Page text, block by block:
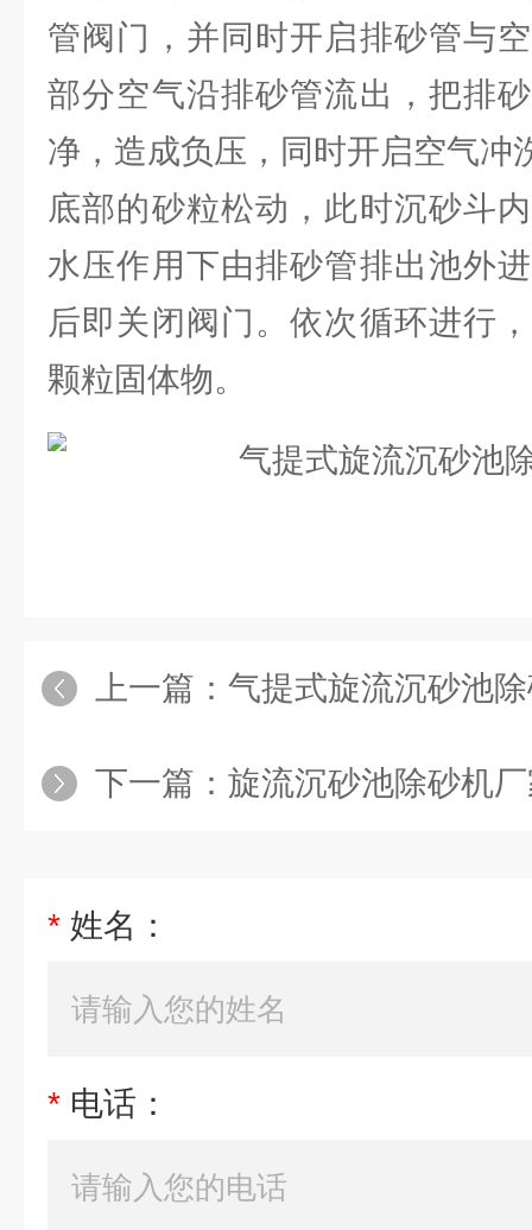
管阀门，并同时开启排砂管与
部分空气沿排砂管流出，把排
净，造成负压，同时开启空气冲
底部的砂粒松动，此时沉砂斗
水压作用下由排砂管排出池外
后即关闭阀门。依次循环进行
颗粒固体物。
上一篇： 气提式旋流沉砂池
下一篇： 旋流沉砂池除砂机
* 姓名：
* 电话：